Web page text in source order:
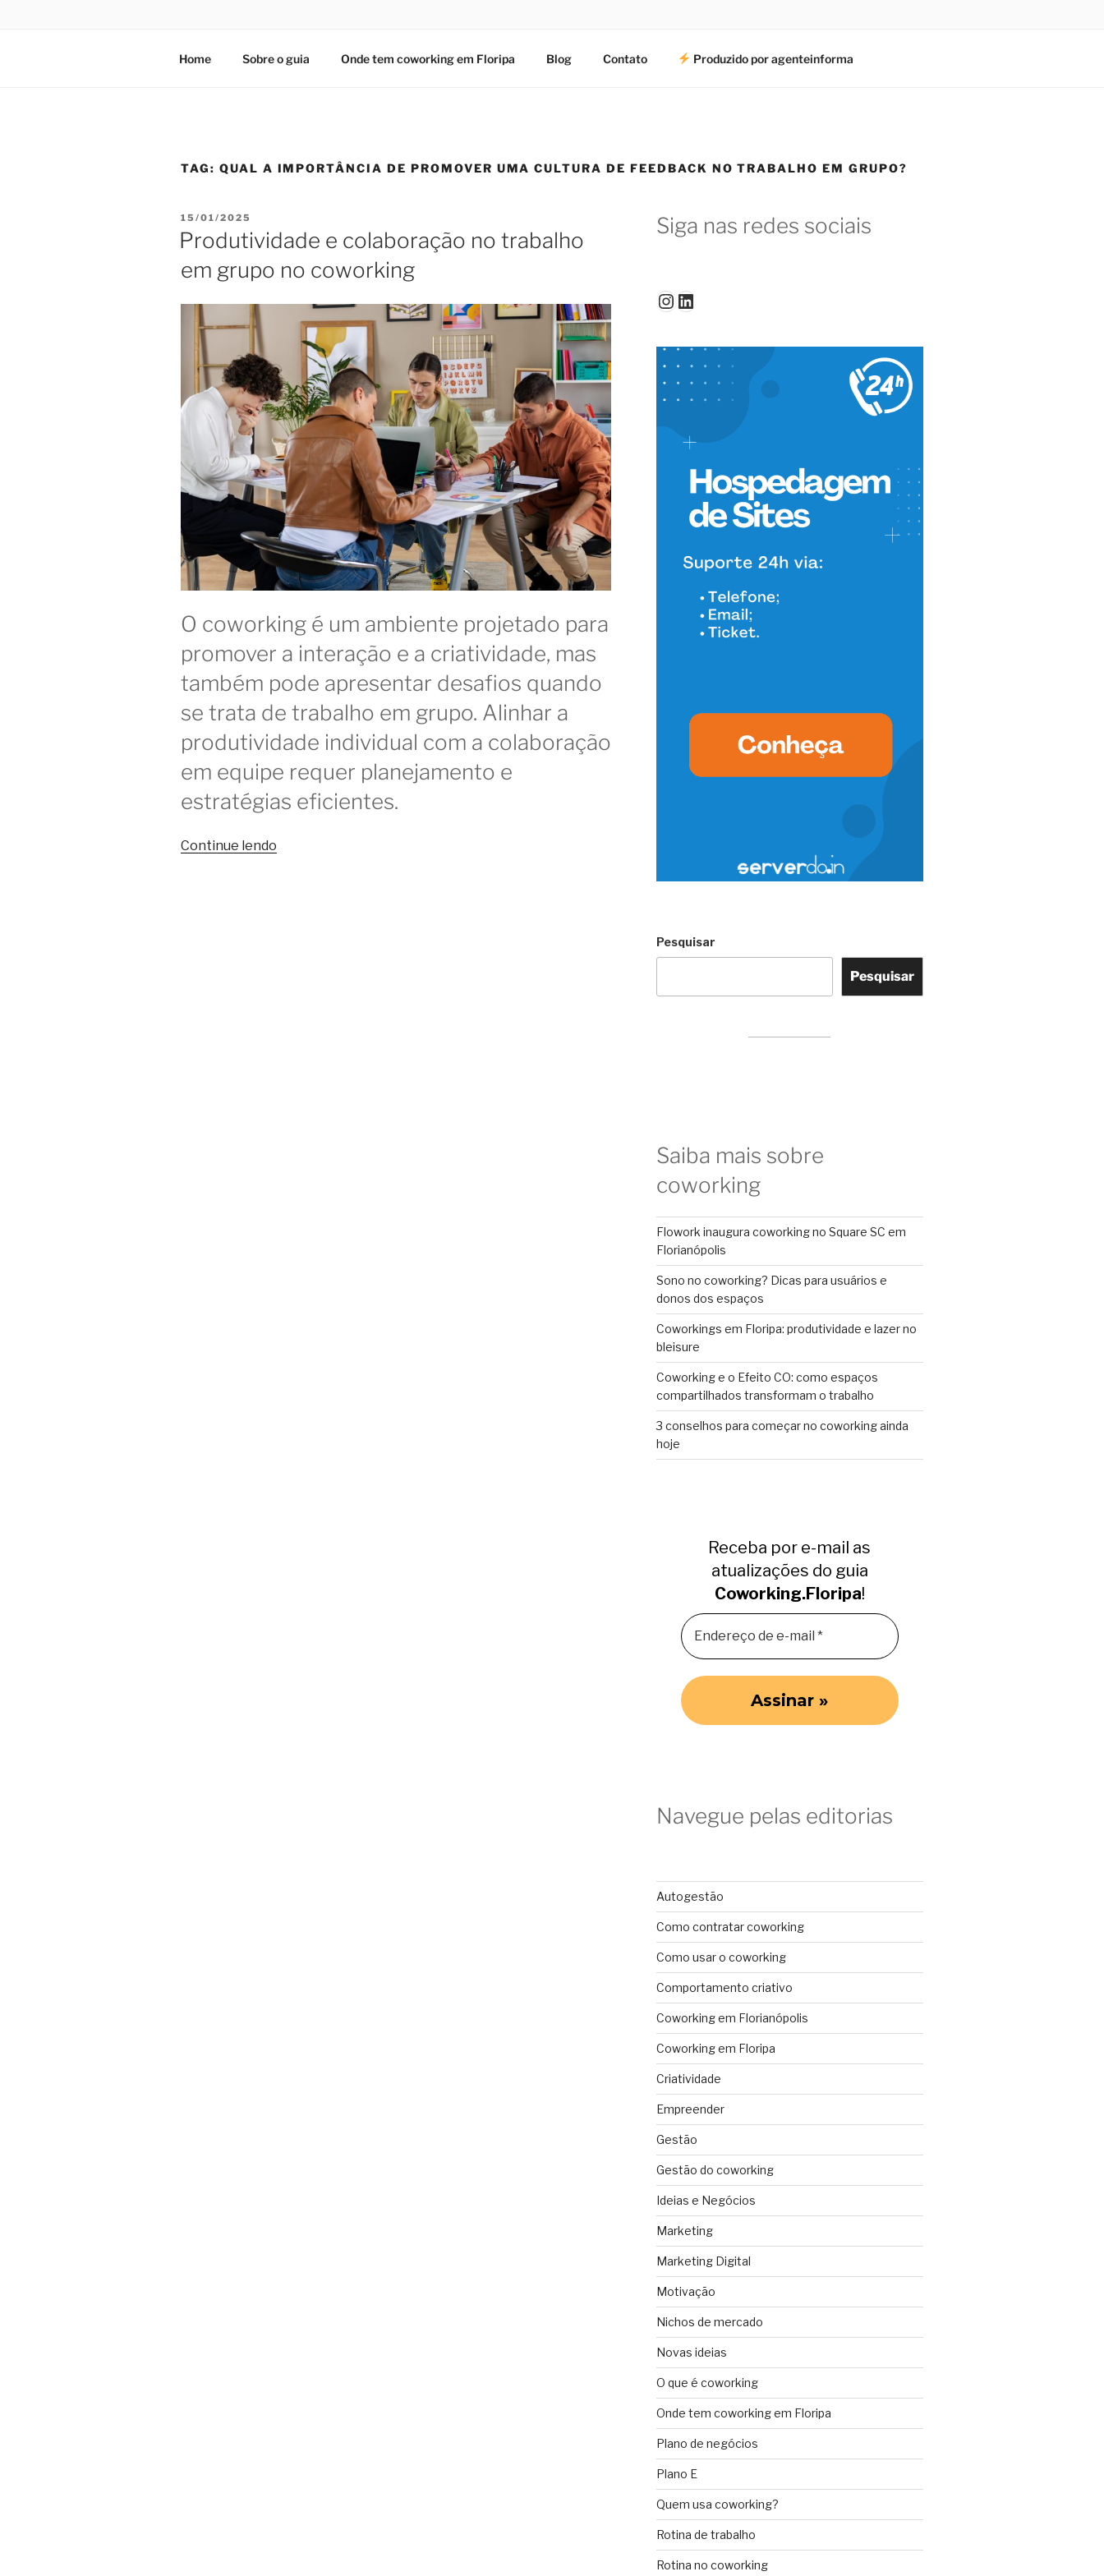
Home Sobre o guia Onde tem coworking em Floripa Blog Contato Produzido por agenteinforma
TAG: QUAL A IMPORTÂNCIA DE PROMOVER UMA CULTURA DE FEEDBACK NO TRABALHO EM GRUPO?
PUBLICADO
EM
15/01/2025
Produtividade e colaboração no trabalho
em grupo no coworking
O coworking é um ambiente projetado para
promover a interação e a criatividade, mas
também pode apresentar desafios quando
se trata de trabalho em grupo. Alinhar a
produtividade individual com a colaboração
em equipe requer planejamento e
estratégias eficientes.
Continue lendo
Siga nas redes sociais
Instagram
LinkedIn
Pesquisar
Pesquisar
Saiba mais sobre
coworking
Flowork inaugura coworking no Square SC em
Florianópolis
Sono no coworking? Dicas para usuários e
donos dos espaços
Coworkings em Floripa: produtividade e lazer no
bleisure
Coworking e o Efeito CO: como espaços
compartilhados transformam o trabalho
3 conselhos para começar no coworking ainda
hoje
Receba por e-mail as
atualizações do guia
Coworking.Floripa!
Navegue pelas editorias
Autogestão
Como contratar coworking
Como usar o coworking
Comportamento criativo
Coworking em Florianópolis
Coworking em Floripa
Criatividade
Empreender
Gestão
Gestão do coworking
Ideias e Negócios
Marketing
Marketing Digital
Motivação
Nichos de mercado
Novas ideias
O que é coworking
Onde tem coworking em Floripa
Plano de negócios
Plano E
Quem usa coworking?
Rotina de trabalho
Rotina no coworking